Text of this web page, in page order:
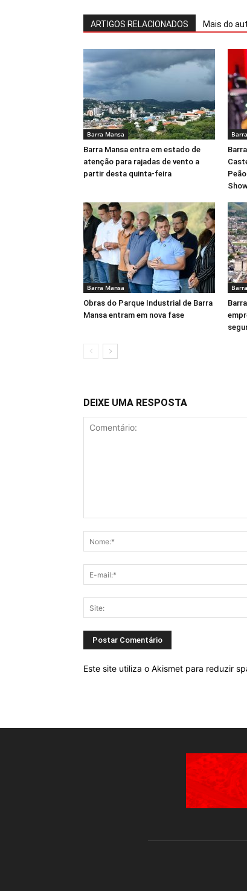
ARTIGOS RELACIONADOS Mais do
Barra Mansa
Barra Mansa entra em estado de
atenção para rajadas de vento a
partir desta quinta-feira
Barra Mansa
Obras do Parque Industrial de Barra
Mansa entram em nova fase
DEIXE UMA RESPOSTA
Este site utiliza o Akismet para reduzir